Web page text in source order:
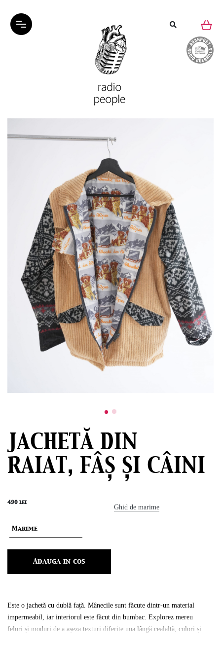
JACHETĂ DIN
RAIAT, FÂȘ ȘI CÂINI
490 lei
Ghid de marime
Adauga in cos
Este o jachetă cu dublă față. Mânecile sunt făcute dintr-un material
impermeabil, iar interiorul este făcut din bumbac. Explorez mereu
feluri și moduri de a așeza texturi diferite una lângă cealaltă, culori și